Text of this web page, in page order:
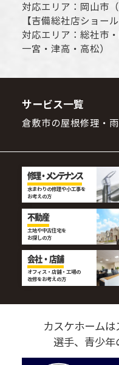
対応エリア： 岡山市
【吉備総社店ショー
対応エリア： 総社市 ・
一宮・津高・高松）
サービス一覧
倉敷市の屋根修理・
修理・メンテナンス
水まわりの修理や小工事を
お考えの方
不動産
土地や中古住宅を
お探しの方
会社・店舗
オフィス・店舗・工場の
改修をお考えの方
カスケホームは
選手、青少年